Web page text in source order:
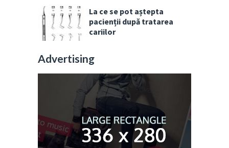
La ce se pot aștepta
pacienții după tratarea
cariilor
Advertising